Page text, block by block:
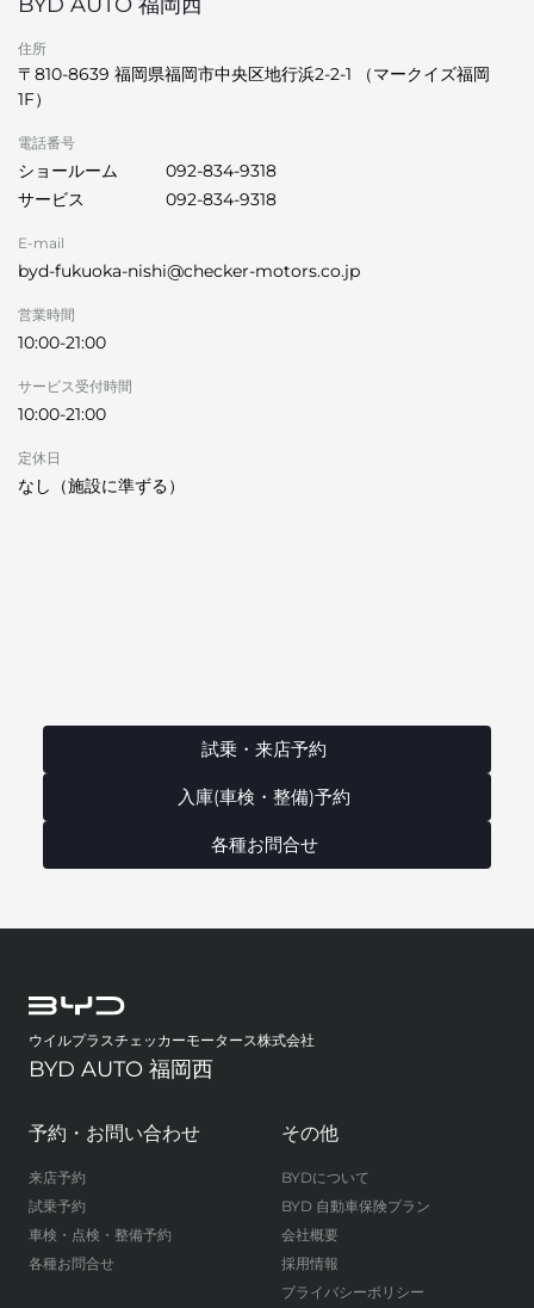
住所
〒810-8639 福岡県福岡市中央区地行浜2-2-1 （マークイズ福岡
1F）
電話番号
ショールーム
092-834-9318
サービス
092-834-9318
E-mail
byd-fukuoka-nishi@checker-motors.co.jp
営業時間
10:00-21:00
サービス受付時間
10:00-21:00
定休日
なし（施設に準ずる）
試乗・来店予約
入庫(車検・整備)予約
各種お問合せ
ウイルプラスチェッカーモータース株式会社
BYD AUTO 福岡西
予約・お問い合わせ
来店予約
試乗予約
車検・点検・整備予約
各種お問合せ
その他
BYDについて
BYD 自動車保険プラン
会社概要
採用情報
プライバシーポリシー